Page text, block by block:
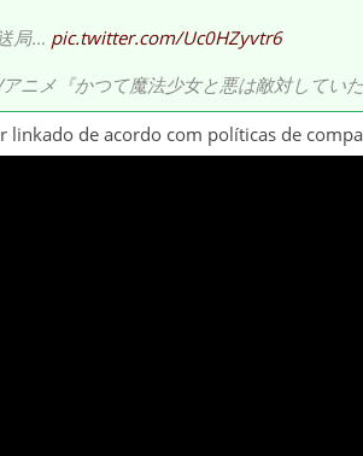
局… pic.twitter.com/Uc0HZyvtr6
ニメ『かつて魔法少女と悪は敵対してい
linkado de acordo com políticas de